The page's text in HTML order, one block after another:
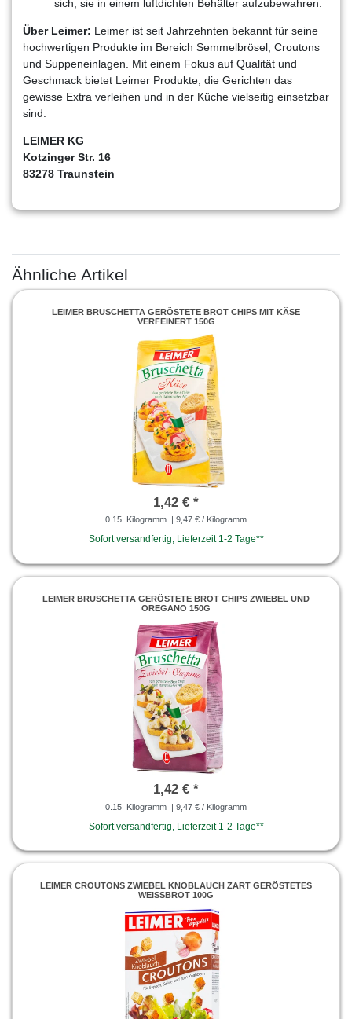
sich, sie in einem luftdichten Behälter aufzubewahren.
Über Leimer: Leimer ist seit Jahrzehnten bekannt für seine
hochwertigen Produkte im Bereich Semmelbrösel, Croutons
und Suppeneinlagen. Mit einem Fokus auf Qualität und
Geschmack bietet Leimer Produkte, die Gerichten das
gewisse Extra verleihen und in der Küche vielseitig einsetzbar
sind.
LEIMER KG
Kotzinger Str. 16
83278 Traunstein
Ähnliche Artikel
LEIMER BRUSCHETTA GERÖSTETE BROT CHIPS MIT KÄSE
VERFEINERT 150G
1,42 € *
0.15 Kilogramm | 9,47 € / Kilogramm
Sofort versandfertig, Lieferzeit 1-2 Tage**
LEIMER BRUSCHETTA GERÖSTETE BROT CHIPS ZWIEBEL UND
OREGANO 150G
1,42 € *
0.15 Kilogramm | 9,47 € / Kilogramm
Sofort versandfertig, Lieferzeit 1-2 Tage**
LEIMER CROUTONS ZWIEBEL KNOBLAUCH ZART GERÖSTETES
WEISSBROT 100G